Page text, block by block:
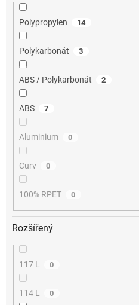
Polypropylen 14
Polykarbonát 3
ABS / Polykarbonát 2
ABS 7
Aluminium 0
Curv 0
100% RPET 0
Rozšířený
117 L 0
114 L 0